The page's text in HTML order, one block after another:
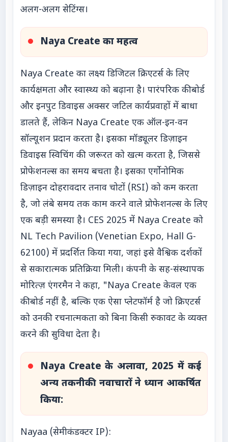
अलग-अलग सेटिंग्स।
Naya Create का महत्व
Naya Create का लक्ष्य डिजिटल क्रिएटर्स के लिए
कार्यक्षमता और स्वास्थ्य को बढ़ाना है। पारंपरिक कीबोर्ड
और इनपुट डिवाइस अक्सर जटिल कार्यप्रवाहों में बाधा
डालते हैं, लेकिन Naya Create एक ऑल-इन-वन
सॉल्यूशन प्रदान करता है। इसका मॉड्यूलर डिज़ाइन
डिवाइस स्विचिंग की जरूरत को खत्म करता है, जिससे
प्रोफेशनल्स का समय बचता है। इसका एर्गोनोमिक
डिज़ाइन दोहरावदार तनाव चोटों (RSI) को कम करता
है, जो लंबे समय तक काम करने वाले प्रोफेशनल्स के लिए
एक बड़ी समस्या है। CES 2025 में Naya Create को
NL Tech Pavilion (Venetian Expo, Hall G-
62100) में प्रदर्शित किया गया, जहां इसे वैश्विक दर्शकों
से सकारात्मक प्रतिक्रिया मिली। कंपनी के सह-संस्थापक
मोरित्ज़ एंगरमैन ने कहा, "Naya Create केवल एक
कीबोर्ड नहीं है, बल्कि एक ऐसा प्लेटफॉर्म है जो क्रिएटर्स
को उनकी रचनात्मकता को बिना किसी रुकावट के व्यक्त
करने की सुविधा देता है।
Naya Create के अलावा, 2025 में कई
अन्य तकनीकी नवाचारों ने ध्यान आकर्षित
किया:
Nayaa (सेमीकंडक्टर IP):